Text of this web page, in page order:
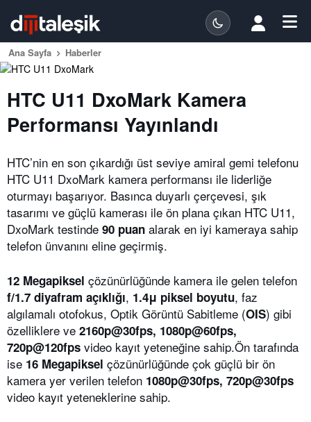
Ana Sayfa Haberler
HTC U11 DxoMark Kamera
Performansı Yayınlandı
HTC’nin en son çıkardığı üst seviye amiral gemi telefonu
HTC U11 DxoMark kamera performansı ile liderliğe
oturmayı başarıyor. Basınca duyarlı çerçevesi, şık
tasarımı ve güçlü kamerası ile ön plana çıkan HTC U11,
DxoMark testinde 90 puan alarak en iyi kameraya sahip
telefon ünvanını eline geçirmiş.
12 Megapiksel çözünürlüğünde kamera ile gelen telefon
f/1.7 diyafram açıklığı, 1.4μ piksel boyutu, faz
algılamalı otofokus, Optik Görüntü Sabitleme (OIS) gibi
özelliklere ve 2160p@30fps, 1080p@60fps,
720p@120fps video kayıt yeteneğine sahip.Ön tarafında
ise 16 Megapiksel çözünürlüğünde çok güçlü bir ön
kamera yer verilen telefon 1080p@30fps, 720p@30fps
video kayıt yeteneklerine sahip.